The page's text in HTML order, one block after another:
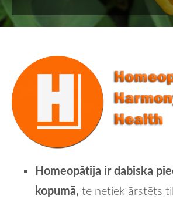
Homeopātija ir dabiska
kopumā, te netiek ārstēts